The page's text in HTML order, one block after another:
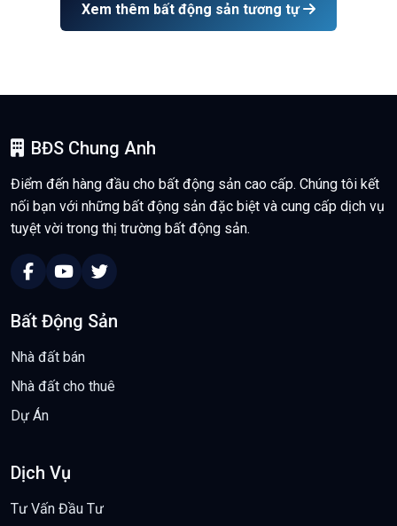
Xem thêm bất động sản tương tự
BĐS Chung Anh
Điểm đến hàng đầu cho bất động sản cao cấp. Chúng tôi kết
nối bạn với những bất động sản đặc biệt và cung cấp dịch vụ
tuyệt vời trong thị trường bất động sản.
Bất Động Sản
Nhà đất bán
Nhà đất cho thuê
Dự Án
Dịch Vụ
Tư Vấn Đầu Tư